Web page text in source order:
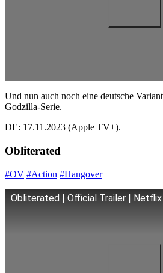
Und nun auch noch eine deutsche
Godzilla-Serie.
DE: 17.11.2023 (Apple TV+).
Obliterated
#OV #Action #Hangover
Obliterated | Official Trailer | Netflix